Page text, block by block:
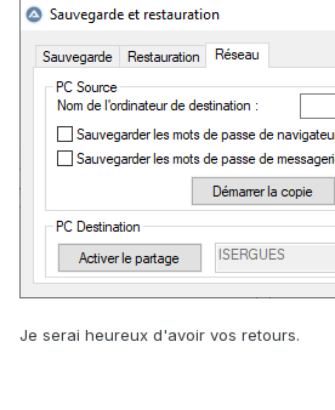
Je serai heureux d'avoir vos retours.